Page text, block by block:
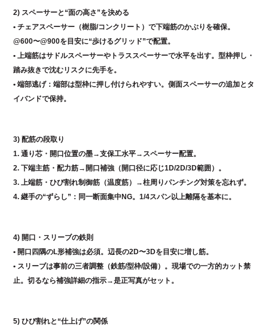
2) スペーサーと“面の高さ”を決める
• チェアスペーサー（樹脂/コンクリート）で下端筋のかぶりを確保。
@600〜@900を目安に“歩けるグリッド”で配置。
• 上端筋はサドルスペーサーやトラススペーサーで水平を出す。型枠押し・
踏み抜きで沈むリスクに先手を。
• 端部逃げ：端部は型枠に押し付けられやすい。側面スペーサーの追加とタ
イバンドで保持。
3) 配筋の段取り
1. 通り芯・開口位置の墨→支保工水平→スペーサー配置。
2. 下端主筋・配力筋→開口補強（開口径に応じ1D/2D/3D範囲）。
3. 上端筋・ひび割れ制御筋（温度筋）→柱周りパンチング対策を忘れず。
4. 継手の“ずらし”：同一断面集中NG。1/4スパン以上離隔を基本に。
4) 開口・スリーブの鉄則
• 開口四隅のL形補強は必須。辺長の2D〜3Dを目安に増し筋。
• スリーブは事前の三者調整（鉄筋/型枠/設備）。現場での一方的カット禁
止。切るなら補強詳細の指示→是正写真がセット。
5) ひび割れと“仕上げ”の関係